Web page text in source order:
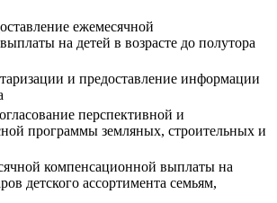
ежемесячной
на детей в возрасте до полутора
и предоставление информации
перспективной и
программы земляных, строительных и
компенсационной выплаты на
детского ассортимента семьям,